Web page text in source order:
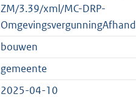
ZM/3.39/xml/MC-DRP-
bouwen
gemeente
2025-04-10